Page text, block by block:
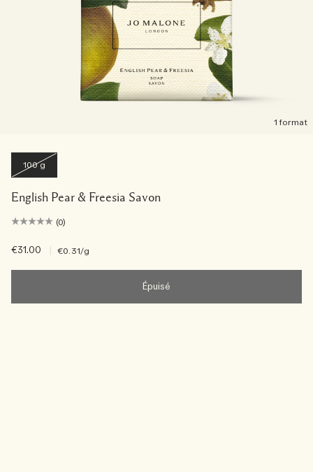
1 format
100 g
English Pear & Freesia Savon
(0)
€31.00 €0.31/g
Épuisé